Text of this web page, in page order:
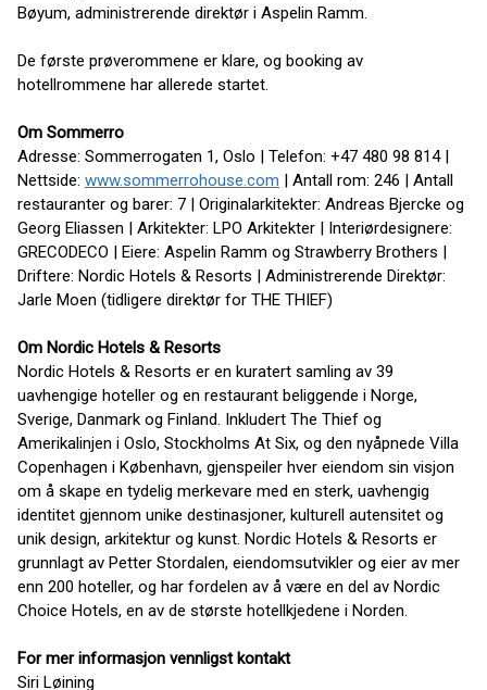
Bøyum, administrerende direktør i Aspelin Ramm.
De første prøverommene er klare, og booking av
hotellrommene har allerede startet.
Om Sommerro
Adresse: Sommerrogaten 1, Oslo | Telefon: +47 480 98 814 |
Nettside: www.sommerrohouse.com | Antall rom: 246 | Antall
restauranter og barer: 7 | Originalarkitekter: Andreas Bjercke og
Georg Eliassen | Arkitekter: LPO Arkitekter | Interiørdesignere:
GRECODECO | Eiere: Aspelin Ramm og Strawberry Brothers |
Driftere: Nordic Hotels & Resorts | Administrerende Direktør:
Jarle Moen (tidligere direktør for THE THIEF)
Om Nordic Hotels & Resorts
Nordic Hotels & Resorts er en kuratert samling av 39
uavhengige hoteller og en restaurant beliggende i Norge,
Sverige, Danmark og Finland. Inkludert The Thief og
Amerikalinjen i Oslo, Stockholms At Six, og den nyåpnede Villa
Copenhagen i København, gjenspeiler hver eiendom sin visjon
om å skape en tydelig merkevare med en sterk, uavhengig
identitet gjennom unike destinasjoner, kulturell autensitet og
unik design, arkitektur og kunst. Nordic Hotels & Resorts er
grunnlagt av Petter Stordalen, eiendomsutvikler og eier av mer
enn 200 hoteller, og har fordelen av å være en del av Nordic
Choice Hotels, en av de største hotellkjedene i Norden.
For mer informasjon vennligst kontakt
Siri Løining